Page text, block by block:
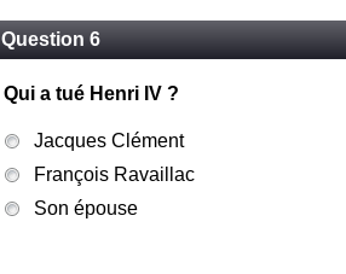
Question 6
Qui a tué Henri IV ?
Jacques Clément
François Ravaillac
Son épouse